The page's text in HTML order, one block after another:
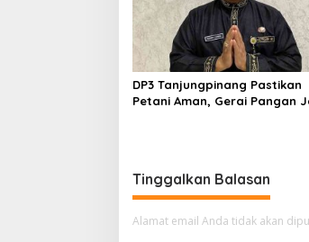
DP3 Tanjungpinang Pastikan
Petani Aman, Gerai Pangan
Tinggalkan Balasan
Alamat email Anda tidak akan